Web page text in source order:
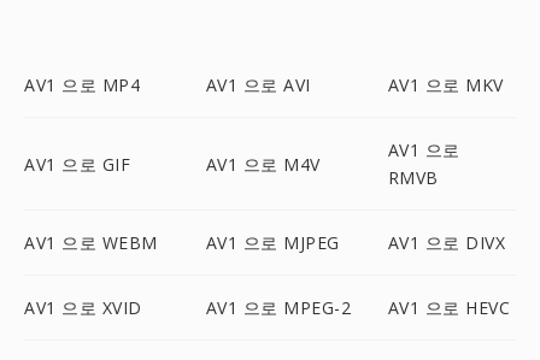
AV1 으로 MP4 AV1 으로 AVI AV1 으로 MKV
AV1 으로 GIF AV1 으로 M4V
AV1 으로
RMVB
AV1 으로 WEBM AV1 으로 MJPEG AV1 으로 DIVX
AV1 으로 XVID AV1 으로 MPEG-2 AV1 으로 HEVC